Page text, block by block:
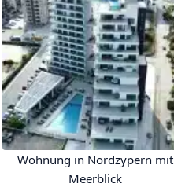
Wohnung in Nordzypern mit
Meerblick